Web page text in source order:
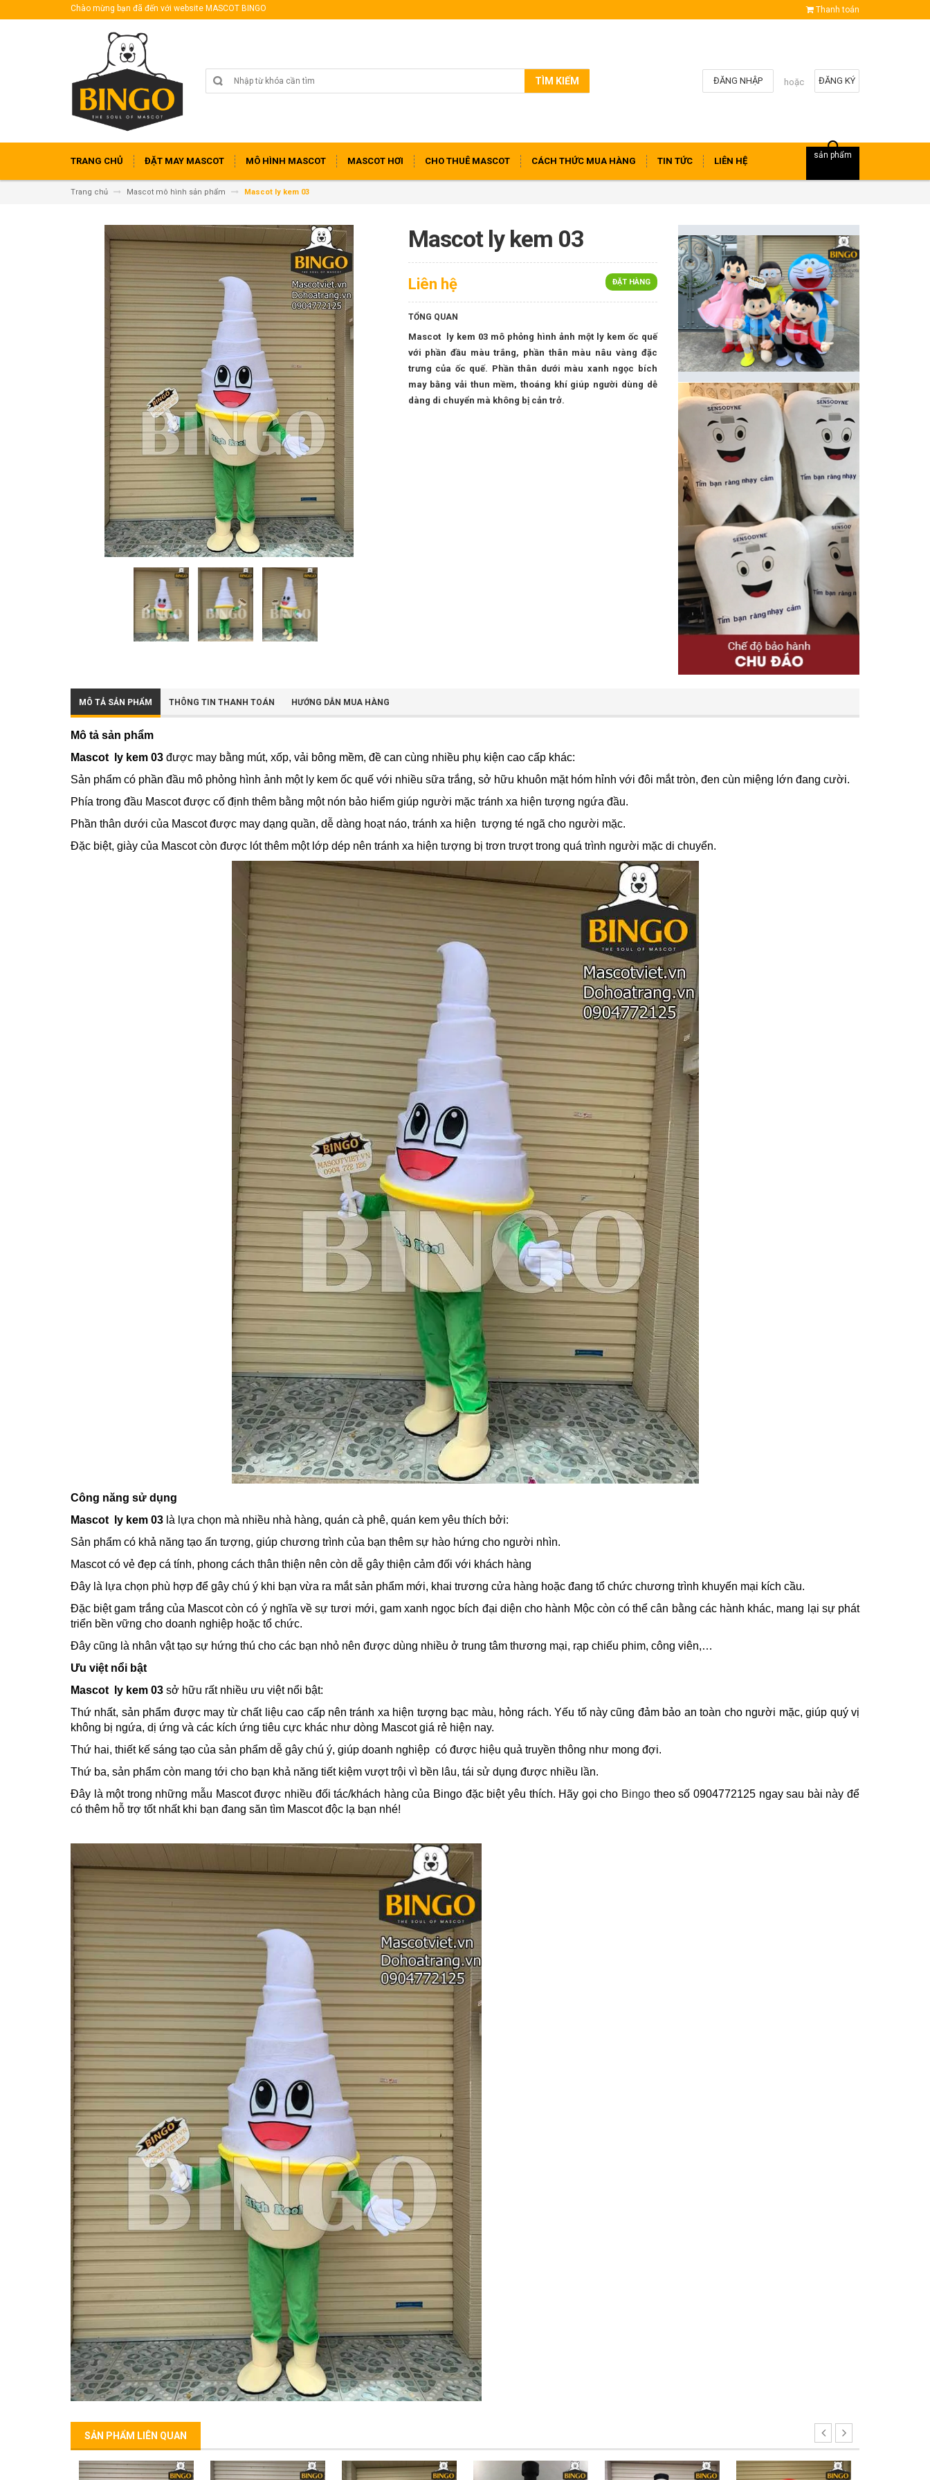
Chào mừng bạn đã đến với website MASCOT BINGO Thanh toán
TÌM KIẾM ĐĂNG KÝ
hoặc
ĐĂNG NHẬP
TRANG CHỦ ĐẶT MAY MASCOT MÔ HÌNH MASCOT MASCOT HƠI CHO THUÊ MASCOT CÁCH THỨC MUA HÀNG TIN TỨC LIÊN HỆ
sản phẩm
Trang chủ Mascot mô hình sản phẩm Mascot ly kem 03
Mascot ly kem 03
ĐẶT HÀNG
Liên hệ
TỔNG QUAN
Mascot ly kem 03 mô phỏng hình ảnh một ly kem ốc quế
với phần đầu màu trắng, phần thân màu nâu vàng đặc
trưng của ốc quế. Phần thân dưới màu xanh ngọc bích
may bằng vải thun mềm, thoáng khí giúp người dùng dễ
dàng di chuyển mà không bị cản trở.
MÔ TẢ SẢN PHẨM THÔNG TIN THANH TOÁN HƯỚNG DẪN MUA HÀNG
Mô tả sản phẩm
Mascot ly kem 03 được may bằng mút, xốp, vải bông mềm, đề can cùng nhiều phụ kiện cao cấp khác:
Sản phẩm có phần đầu mô phỏng hình ảnh một ly kem ốc quế với nhiều sữa trắng, sở hữu khuôn mặt hóm hỉnh với đôi mắt tròn, đen cùn miệng lớn đang cười.
Phía trong đầu Mascot được cố định thêm bằng một nón bảo hiểm giúp người mặc tránh xa hiện tượng ngứa đầu.
Phần thân dưới của Mascot được may dạng quần, dễ dàng hoạt náo, tránh xa hiện tượng té ngã cho người mặc.
Đặc biệt, giày của Mascot còn được lót thêm một lớp dép nên tránh xa hiện tượng bị trơn trượt trong quá trình người mặc di chuyển.
Công năng sử dụng
Mascot ly kem 03 là lựa chọn mà nhiều nhà hàng, quán cà phê, quán kem yêu thích bởi:
Sản phẩm có khả năng tạo ấn tượng, giúp chương trình của bạn thêm sự hào hứng cho người nhìn.
Mascot có vẻ đẹp cá tính, phong cách thân thiện nên còn dễ gây thiện cảm đối với khách hàng
Đây là lựa chọn phù hợp để gây chú ý khi bạn vừa ra mắt sản phẩm mới, khai trương cửa hàng hoặc đang tổ chức chương trình khuyến mại kích cầu.
Đặc biệt gam trắng của Mascot còn có ý nghĩa về sự tươi mới, gam xanh ngọc bích đại diện cho hành Mộc còn có thể cân bằng các hành khác, mang lại sự phát
triển bền vững cho doanh nghiệp hoặc tổ chức.
Đây cũng là nhân vật tạo sự hứng thú cho các bạn nhỏ nên được dùng nhiều ở trung tâm thương mại, rạp chiếu phim, công viên,…
Ưu việt nổi bật
Mascot ly kem 03 sở hữu rất nhiều ưu việt nổi bật:
Thứ nhất, sản phẩm được may từ chất liệu cao cấp nên tránh xa hiện tượng bạc màu, hỏng rách. Yếu tố này cũng đảm bảo an toàn cho người mặc, giúp quý vị
không bị ngứa, dị ứng và các kích ứng tiêu cực khác như dòng Mascot giá rẻ hiện nay.
Thứ hai, thiết kế sáng tạo của sản phẩm dễ gây chú ý, giúp doanh nghiệp có được hiệu quả truyền thông như mong đợi.
Thứ ba, sản phẩm còn mang tới cho bạn khả năng tiết kiệm vượt trội vì bền lâu, tái sử dụng được nhiều lần.
Đây là một trong những mẫu Mascot được nhiều đối tác/khách hàng của Bingo đặc biệt yêu thích. Hãy gọi cho Bingo theo số 0904772125 ngay sau bài này để
có thêm hỗ trợ tốt nhất khi bạn đang săn tìm Mascot độc lạ bạn nhé!
SẢN PHẨM LIÊN QUAN